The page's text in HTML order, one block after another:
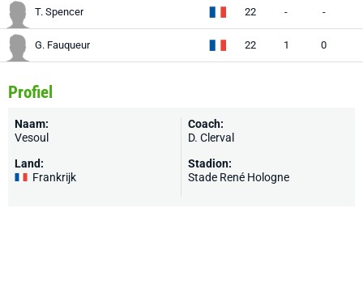
T. Spencer 22 - -
G. Fauqueur 22 1 0
Profiel
Naam:
Vesoul
Land:
Frankrijk
Coach:
D. Clerval
Stadion:
Stade René Hologne